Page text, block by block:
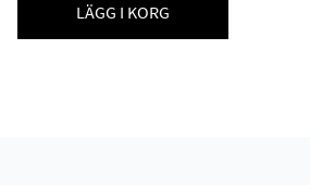
LÄGG I KORG